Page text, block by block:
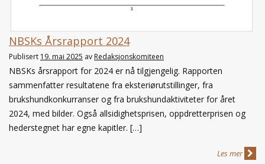
NBSKs Årsrapport 2024
Publisert 19. mai 2025 av Redaksjonskomiteen
NBSKs årsrapport for 2024 er nå tilgjengelig. Rapporten
sammenfatter resultatene fra eksteriørutstillinger, fra
brukshundkonkurranser og fra brukshundaktiviteter for året
2024, med bilder. Også allsidighetsprisen, oppdretterprisen og
hederstegnet har egne kapitler. […]
Les mer